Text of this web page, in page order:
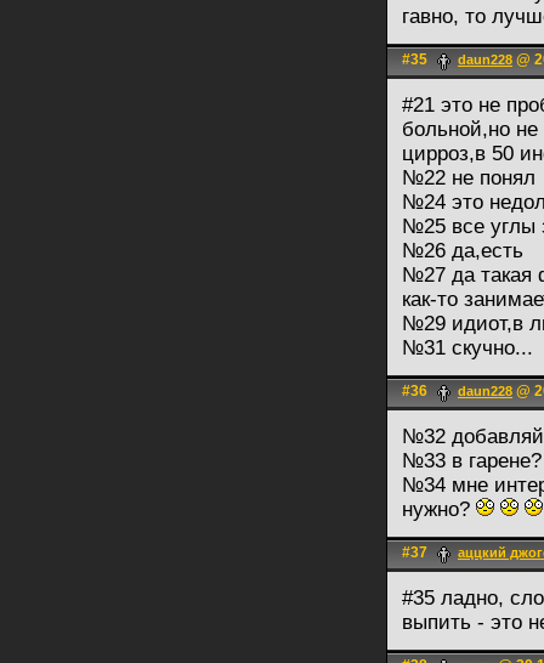
гавно, то
#35 daun228 @
#21 это не
больной,но
цирроз,в 50
№22 не понял
№24 это
№25 все углы
№26 да,есть
№27 да такая
как-то
№29 идиот,в
№31 скучно...
#36 daun228 @
№32
№33 в
№34 мне
нужно?
#37 аццкий
#35 ладно,
выпить - это